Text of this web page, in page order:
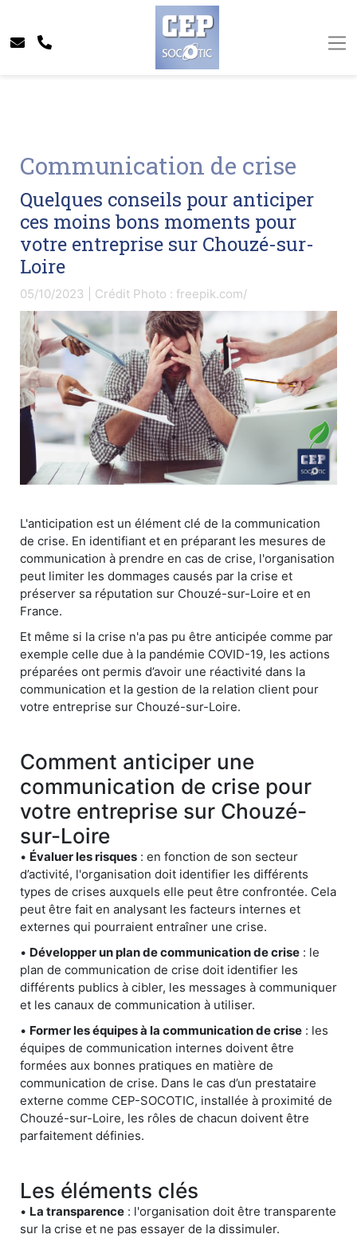
Communication de crise
Quelques conseils pour anticiper
ces moins bons moments pour
votre entreprise sur Chouzé-sur-
Loire
05/10/2023 | Crédit Photo : freepik.com/
L'anticipation est un élément clé de la communication
de crise. En identifiant et en préparant les mesures de
communication à prendre en cas de crise, l'organisation
peut limiter les dommages causés par la crise et
préserver sa réputation sur Chouzé-sur-Loire et en
France.
Et même si la crise n'a pas pu être anticipée comme par
exemple celle due à la pandémie COVID-19, les actions
préparées ont permis d’avoir une réactivité dans la
communication et la gestion de la relation client pour
votre entreprise sur Chouzé-sur-Loire.
Comment anticiper une
communication de crise pour
votre entreprise sur Chouzé-
sur-Loire
• Évaluer les risques : en fonction de son secteur
d’activité, l'organisation doit identifier les différents
types de crises auxquels elle peut être confrontée. Cela
peut être fait en analysant les facteurs internes et
externes qui pourraient entraîner une crise.
• Développer un plan de communication de crise : le
plan de communication de crise doit identifier les
différents publics à cibler, les messages à communiquer
et les canaux de communication à utiliser.
• Former les équipes à la communication de crise : les
équipes de communication internes doivent être
formées aux bonnes pratiques en matière de
communication de crise. Dans le cas d’un prestataire
externe comme CEP-SOCOTIC, installée à proximité de
Chouzé-sur-Loire, les rôles de chacun doivent être
parfaitement définies.
Les éléments clés
• La transparence : l'organisation doit être transparente
sur la crise et ne pas essayer de la dissimuler.